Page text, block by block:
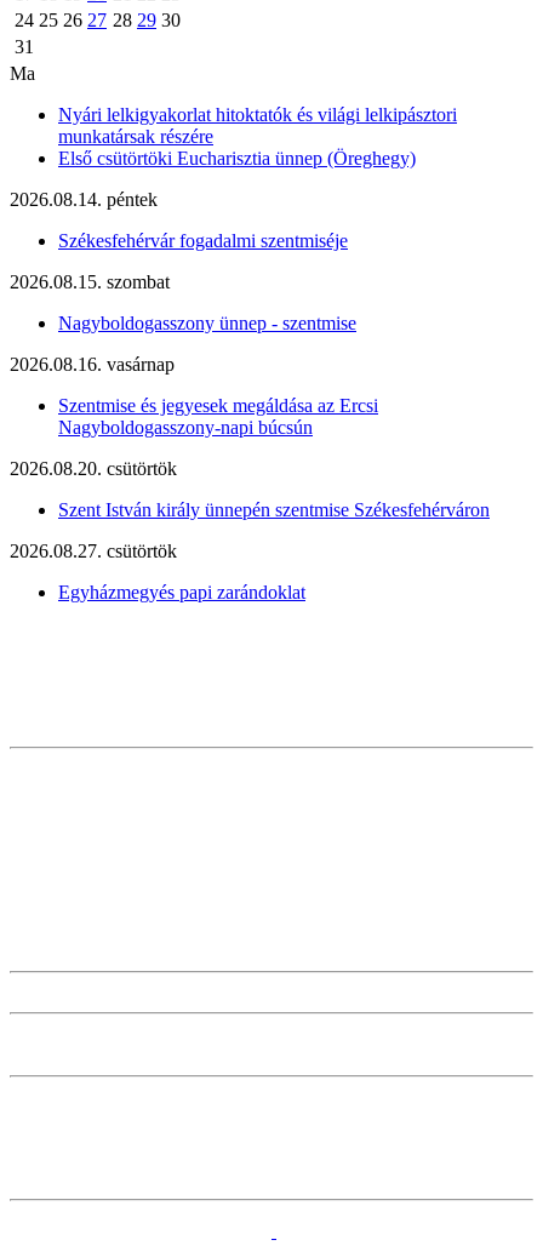
24 25 26 27 28 29 30
31
Ma
Nyári lelkigyakorlat hitoktatók és világi lelkipásztori
munkatársak részére
Első csütörtöki Eucharisztia ünnep (Öreghegy)
2026.08.14. péntek
Székesfehérvár fogadalmi szentmiséje
2026.08.15. szombat
Nagyboldogasszony ünnep - szentmise
2026.08.16. vasárnap
Szentmise és jegyesek megáldása az Ercsi
Nagyboldogasszony-napi búcsún
2026.08.20. csütörtök
Szent István király ünnepén szentmise Székesfehérváron
2026.08.27. csütörtök
Egyházmegyés papi zarándoklat